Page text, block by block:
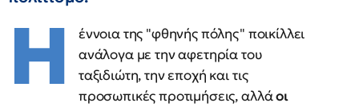
Η
έννοια της "φθηνής πόλης" ποικίλλει
ανάλογα με την αφετηρία του
ταξιδιώτη, την εποχή και τις
προσωπικές προτιμήσεις, αλλάοι